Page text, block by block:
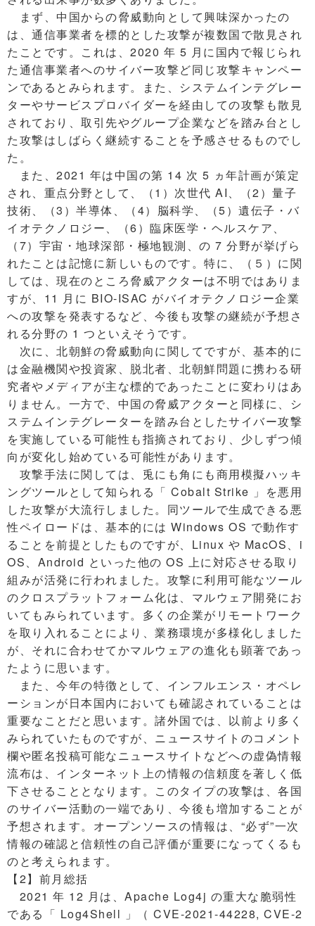
まず、中国からの脅威動向として興味深かったの
は、通信事業者を標的とした攻撃が複数国で散見され
たことです。これは、2020 年 5 月に国内で報じられ
た通信事業者へのサイバー攻撃ど同じ攻撃キャンペー
ンであるとみられます。また、システムインテグレー
ターやサービスプロバイダーを経由しての攻撃も散見
されており、取引先やグループ企業などを踏み台とし
た攻撃はしばらく継続することを予感させるものでし
た。
また、2021 年は中国の第 14 次 5 ヵ年計画が策定
され、重点分野として、（1）次世代 AI、（2）量子
技術、（3）半導体、（4）脳科学、（5）遺伝子・バ
イオテクノロジー、（6）臨床医学・ヘルスケア、
（7）宇宙・地球深部・極地観測、の 7 分野が挙げら
れたことは記憶に新しいものです。特に、（５）に関
しては、現在のところ脅威アクターは不明ではありま
すが、11 月に BIO-ISAC がバイオテクノロジー企業
への攻撃を発表するなど、今後も攻撃の継続が予想さ
れる分野の 1 つといえそうです。
次に、北朝鮮の脅威動向に関してですが、基本的に
は金融機関や投資家、脱北者、北朝鮮問題に携わる研
究者やメディアが主な標的であったことに変わりはあ
りません。一方で、中国の脅威アクターと同様に、シ
ステムインテグレーターを踏み台としたサイバー攻撃
を実施している可能性も指摘されており、少しずつ傾
向が変化し始めている可能性があります。
攻撃手法に関しては、兎にも角にも商用模擬ハッキ
ングツールとして知られる「 Cobalt Strike 」を悪用
した攻撃が大流行しました。同ツールで生成できる悪
性ペイロードは、基本的には Windows OS で動作す
ることを前提としたものですが、Linux や MacOS、i
OS、Android といった他の OS 上に対応させる取り
組みが活発に行われました。攻撃に利用可能なツール
のクロスプラットフォーム化は、マルウェア開発にお
いてもみられています。多くの企業がリモートワーク
を取り入れることにより、業務環境が多様化しました
が、それに合わせてかマルウェアの進化も顕著であっ
たように思います。
また、今年の特徴として、インフルエンス・オペレ
ーションが日本国内においても確認されていることは
重要なことだと思います。諸外国では、以前より多く
みられていたものですが、ニュースサイトのコメント
欄や匿名投稿可能なニュースサイトなどへの虚偽情報
流布は、インターネット上の情報の信頼度を著しく低
下させることとなります。このタイプの攻撃は、各国
のサイバー活動の一端であり、今後も増加することが
予想されます。オープンソースの情報は、“必ず”一次
情報の確認と信頼性の自己評価が重要になってくるも
のと考えられます。
【2】前月総括
2021 年 12 月は、Apache Log4j の重大な脆弱性
である「 Log4Shell 」（ CVE-2021-44228, CVE-2